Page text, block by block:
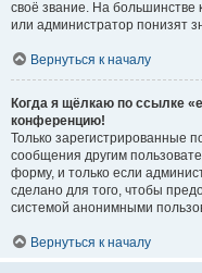
своё звание. На
или администратор понизят
Вернуться к началу
Когда я щёлкаю по ссылке
конференцию!
Только зарегистрированные
сообщения другим
форму, и только если
сделано для того, чтобы
системой анонимными
Вернуться к началу